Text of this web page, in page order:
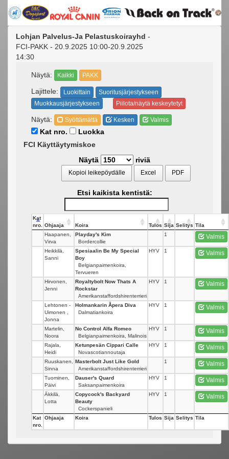
Lohjan Palvelus-Ja Pelastuskoirayhd -
FCI-PAKK - 20.9.2025 10:00-20.9.2025
14:30
Näytä: Kaikki PAKK
Lajittele: Luokittain
Suoritusjärjestykseen
Muokkausjärjestykseen
Piilota/näytä keskeytetyt
Näytä: Syöttämättä Kesken Valmis
Kat nro.
Luokka
FCI Käyttäytymiskoe
Näytä
riviä
Kopioi leikepöydälle Excel PDF
Etsi kaikista kentistä:
Kat
nro.
Ohjaaja Koira Tulos Sija Selitys Tila
Haapanen,
Virva
Playday's Kim
Bordercollie
1 Valmis
Heikkilä,
Sanni
Spesiaalin Be My Special
Boy
Belgianpaimenkoira,
Tervueren
HYV 1 Valmis
Hirvonen,
Jenni
Royaltybolt Now Thats A
Rockstar
Amerikanstaffordshirenterrieri
HYV 1 Valmis
Lehtonen -
Uimonen ,
Jonna
Holmankarin Åpera Diva
Dalmatiankoira
HYV 1 Valmis
Martelin,
Noora
No Control Alfa Romeo
Belgianpaimenkoira, Malinois
HYV 1 Valmis
Rajala,
Heidi
Ketunpesän Cippari Calle
Novascotiannoutaja
HYV 1 Valmis
Ruuskanen,
Sinna
Masterbolt Just Like Gold
Amerikanstaffordshirenterrieri
1 Valmis
Tuominen,
Päivi
Dauser's Quard
Saksanpaimenkoira
HYV 1 Valmis
Äkkilä,
Lotta
Copycock's Backyard
Beauty
Cockerspanieli
HYV 1 Valmis
Kat
nro.
Ohjaaja Koira Tulos Sija Selitys Tila